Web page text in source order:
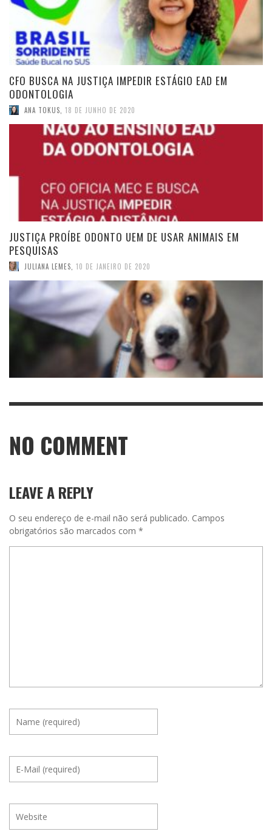
CFO BUSCA NA JUSTIÇA IMPEDIR ESTÁGIO EAD EM
ODONTOLOGIA
ANA TOKUS, 18 DE JUNHO DE 2020
JUSTIÇA PROÍBE ODONTO UEM DE USAR ANIMAIS EM
PESQUISAS
JULIANA LEMES 10 DE JANEIRO DE 2020
NO COMMENT
LEAVE A REPLY
O seu endereço de e-mail não será publicado. Campos
obrigatórios são marcados com *